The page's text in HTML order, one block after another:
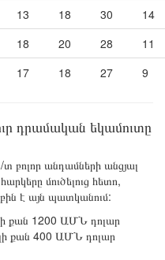
13 18 30
14
18 20 28
11
17 18 27 9
դրամական եկամուտը
բոլոր անդամների անցյալ
մուծելուց հետո,
է այն պատկանում:
քան 1200 ԱՄՆ դոլար
քան 400 ԱՄՆ դոլար